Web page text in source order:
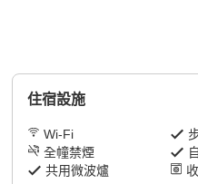
住宿設施
Wi-Fi
全幢禁煙
共用微波爐